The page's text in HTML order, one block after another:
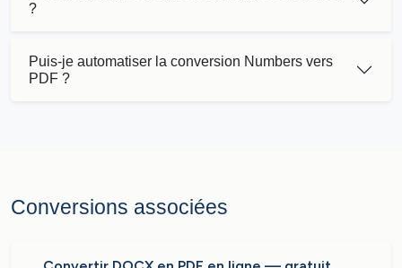
?
Puis-je automatiser la conversion Numbers vers
PDF ?
Conversions associées